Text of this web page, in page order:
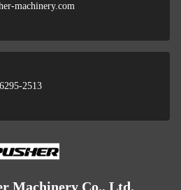
machinery.com
2513
Machinery Co., Ltd.